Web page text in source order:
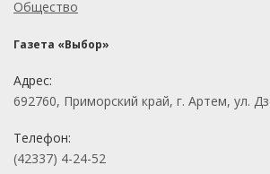
Общество
Газета «Выбор»
Адрес:
692760, Приморский край, г. Артем, ул.
Телефон:
(42337) 4-24-52